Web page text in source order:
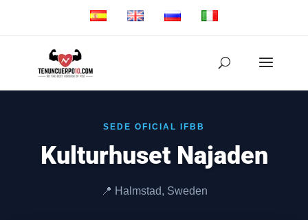
SEDE OFICIAL IFBB
Kulturhuset Najaden
📍 Halmstad, Sweden